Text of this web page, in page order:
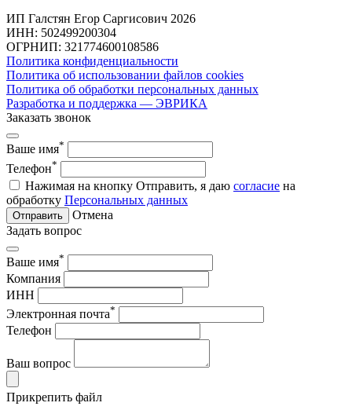
ИП Галстян Егор Саргисович 2026
ИНН: 502499200304
ОГРНИП: 321774600108586
Политика конфиденциальности
Политика об использовании файлов cookies
Политика об обработки персональных данных
Разработка и поддержка — ЭВРИКА
Заказать звонок
Ваше имя*
Телефон*
Нажимая на кнопку Отправить, я даю согласие на
обработку Персональных данных
Отправить
Отмена
Задать вопрос
Ваше имя*
Компания
ИНН
Электронная почта*
Телефон
Ваш вопрос
Прикрепить файл